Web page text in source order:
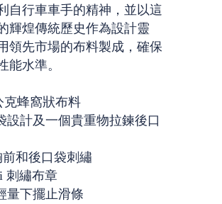
自行車車手的精神，並以這
輝煌傳統歷史作為設計靈
領先市場的布料製成，確保
能水準。
克蜂窩狀布料
設計及一個貴重物拉鍊後口
和後口袋刺繡
刺繡布章
量下擺止滑條